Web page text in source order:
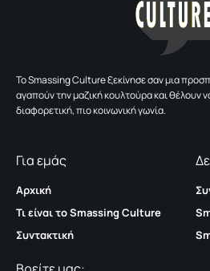
To Smassing Culture ξεκίνησε σαν μια
αγαπούν την μαζική κουλτούρα και θέλουν
διαφορετική, πιο κοινωνική γωνία.
Για εμάς
Αρχική
Τι είναι το Smassing Culture
Συντακτική